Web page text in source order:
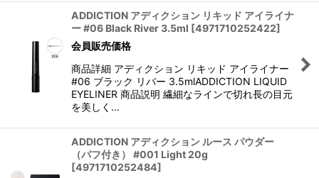
ADDICTION アディクション リキッド アイライナ
ー #06 Black River 3.5ml [4971710252422]
会員販売価格
商品詳細 アディクション リキッド アイライナー
#06 ブラック リバー 3.5mlADDICTION LIQUID
EYELINER 商品説明 繊細なラインで切れ長の目元
を美しく…
ADDICTION アディクション ルース パウダー
（パフ付き） #001 Light 20g
[4971710252484]